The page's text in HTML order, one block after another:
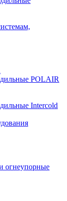
POLAIR
Intercold
огнеупорные